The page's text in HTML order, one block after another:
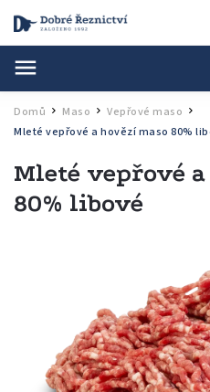
Domů / Maso / Vepřové maso /
Mleté vepřové a hovězí maso 80%
Mleté vepřové
80% libové